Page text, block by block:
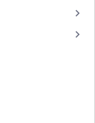
keyboard_arrow_right
keyboard_arrow_right